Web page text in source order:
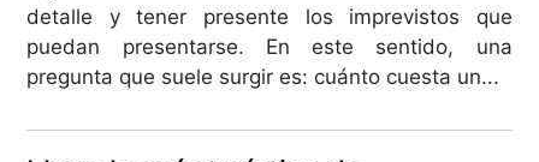
detalle y tener presente los imprevistos que
puedan presentarse. En este sentido, una
pregunta que suele surgir es: cuánto cuesta un...